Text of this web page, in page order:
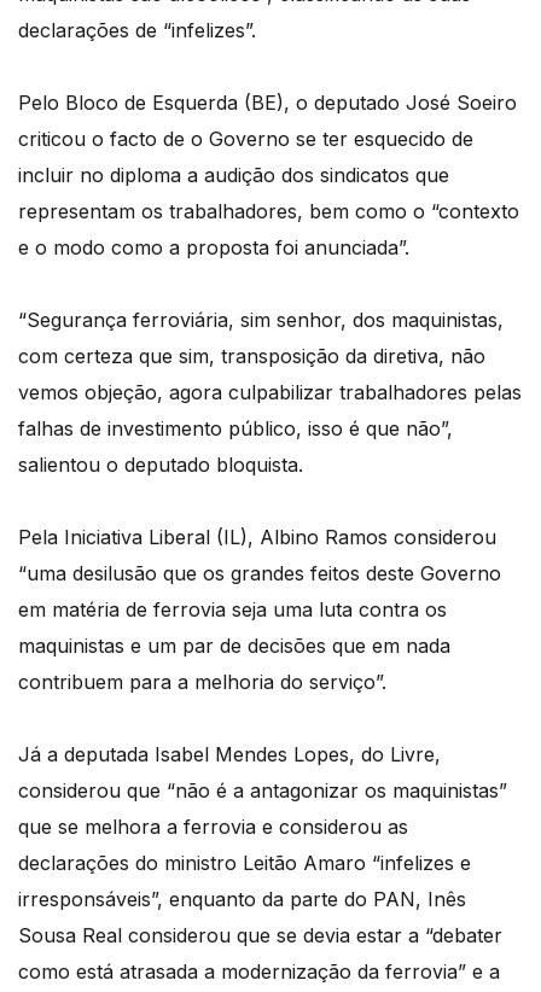
declarações de “infelizes”.
Pelo Bloco de Esquerda (BE), o deputado José Soeiro
criticou o facto de o Governo se ter esquecido de
incluir no diploma a audição dos sindicatos que
representam os trabalhadores, bem como o “contexto
e o modo como a proposta foi anunciada”.
“Segurança ferroviária, sim senhor, dos maquinistas,
com certeza que sim, transposição da diretiva, não
vemos objeção, agora culpabilizar trabalhadores pelas
falhas de investimento público, isso é que não”,
salientou o deputado bloquista.
Pela Iniciativa Liberal (IL), Albino Ramos considerou
“uma desilusão que os grandes feitos deste Governo
em matéria de ferrovia seja uma luta contra os
maquinistas e um par de decisões que em nada
contribuem para a melhoria do serviço”.
Já a deputada Isabel Mendes Lopes, do Livre,
considerou que “não é a antagonizar os maquinistas”
que se melhora a ferrovia e considerou as
declarações do ministro Leitão Amaro “infelizes e
irresponsáveis”, enquanto da parte do PAN, Inês
Sousa Real considerou que se devia estar a “debater
como está atrasada a modernização da ferrovia” e a